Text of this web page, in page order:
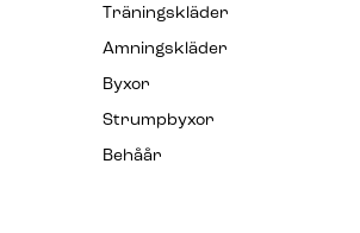
Träningskläder
Amningskläder
Byxor
Strumpbyxor
Behåår